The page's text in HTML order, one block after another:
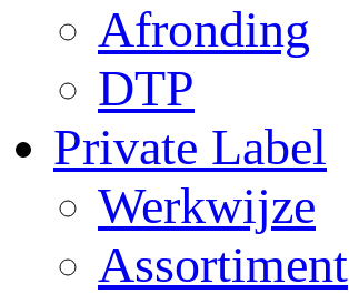
Afronding
DTP
Private Label
Werkwijze
Assortiment